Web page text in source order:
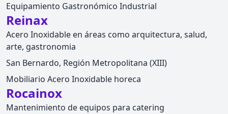
Equipamiento Gastronómico Industrial
Reinax
Acero Inoxidable en áreas como arquitectura, salud,
arte, gastronomia
San Bernardo, Región Metropolitana (XIII)
Mobiliario Acero Inoxidable horeca
Rocainox
Mantenimiento de equipos para catering